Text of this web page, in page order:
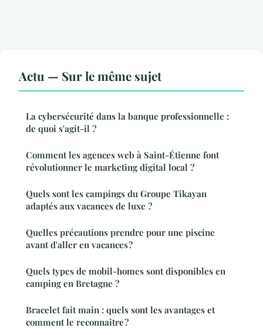
Actu — Sur le même sujet
La cybersécurité dans la banque professionnelle :
de quoi s'agit-il ?
Comment les agences web à Saint-Étienne font
révolutionner le marketing digital local ?
Quels sont les campings du Groupe Tikayan
adaptés aux vacances de luxe ?
Quelles précautions prendre pour une piscine
avant d'aller en vacances ?
Quels types de mobil-homes sont disponibles en
camping en Bretagne ?
Bracelet fait main : quels sont les avantages et
comment le reconnaître ?